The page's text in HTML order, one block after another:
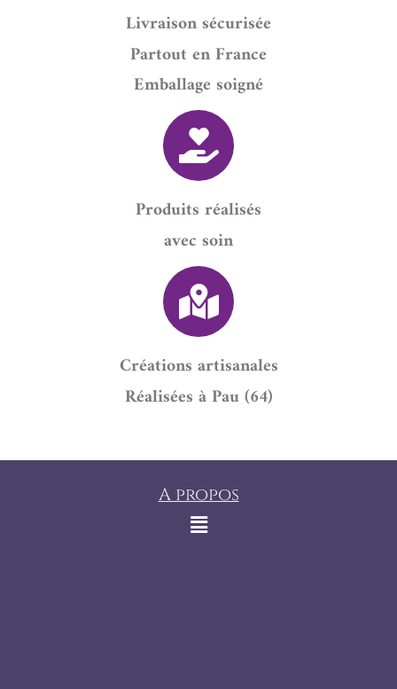
Livraison sécurisée
Partout en France
Emballage soigné
Produits réalisés
avec soin
Créations artisanales
Réalisées à Pau (64)
A propos